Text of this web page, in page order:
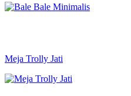
Meja Trolly Jati